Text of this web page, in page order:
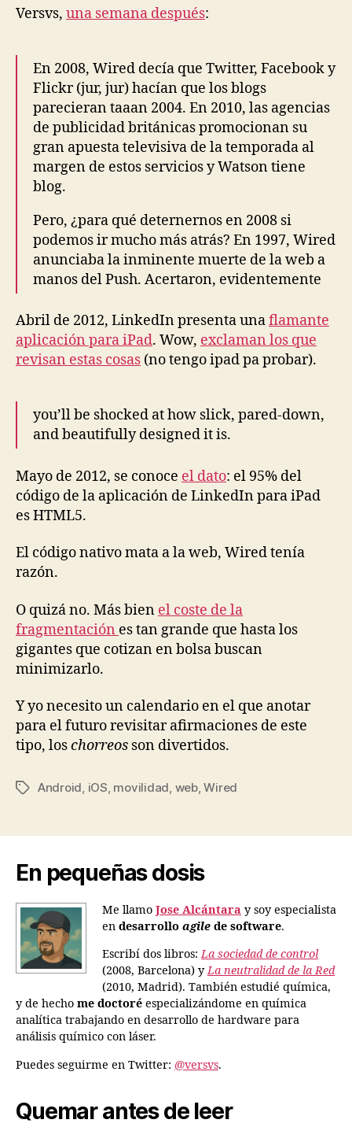
Versvs, una semana después:
En 2008, Wired decía que Twitter, Facebook y
Flickr (jur, jur) hacían que los blogs
parecieran taaan 2004. En 2010, las agencias
de publicidad británicas promocionan su
gran apuesta televisiva de la temporada al
margen de estos servicios y Watson tiene
blog.
Pero, ¿para qué deternernos en 2008 si
podemos ir mucho más atrás? En 1997, Wired
anunciaba la inminente muerte de la web a
manos del Push. Acertaron, evidentemente
Abril de 2012, LinkedIn presenta unaflamante
aplicación para iPad. Wow, exclaman los que
revisan estas cosas (no tengo ipad pa probar).
you’ll be shocked at how slick, pared-down,
and beautifully designed it is.
Mayo de 2012, se conoce el dato: el 95% del
código de la aplicación de LinkedIn para iPad
es HTML5.
El código nativo mata a la web, Wired tenía
razón.
O quizá no. Más bien el coste de la
fragmentación es tan grande que hasta los
gigantes que cotizan en bolsa buscan
minimizarlo.
Y yo necesito un calendario en el que anotar
para el futuro revisitar afirmaciones de este
tipo, loschorreos son divertidos.
Etiquetas
Android, iOS, movilidad, web,Wired
En pequeñas dosis
Me llamo Jose Alcántara y soy especialista
en desarrollo agile de software.
Escribí dos libros:La sociedad de control
(2008, Barcelona) yLa neutralidad de la Red
(2010, Madrid). También estudié química,
y de hecho me doctoré especializándome en química
analítica trabajando en desarrollo de hardware para
análisis químico con láser.
Puedes seguirme en Twitter: @versvs.
Quemar antes de leer